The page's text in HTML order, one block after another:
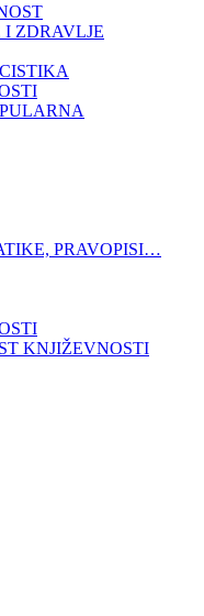
ZDRAVLJE
PRAVOPISI…
KNJIŽEVNOSTI